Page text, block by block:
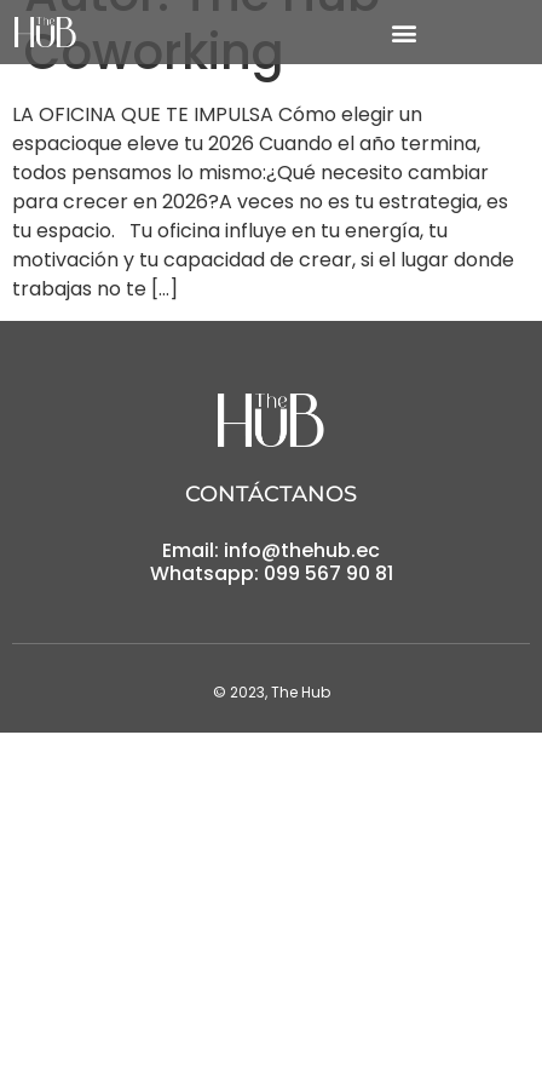
Coworking
LA OFICINA QUE TE IMPULSA Cómo elegir un
espacioque eleve tu 2026 Cuando el año termina,
todos pensamos lo mismo:¿Qué necesito cambiar
para crecer en 2026?A veces no es tu estrategia, es
tu espacio. Tu oficina influye en tu energía, tu
motivación y tu capacidad de crear, si el lugar donde
trabajas no te […]
CONTÁCTANOS
Email: info@thehub.ec
Whatsapp: 099 567 90 81
© 2023, The Hub